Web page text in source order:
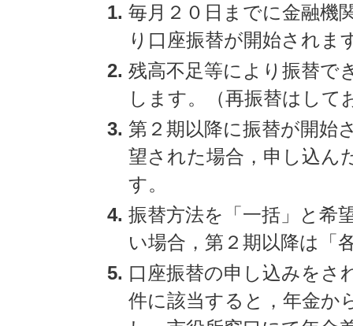
毎月２０日までに金融機
り口座振替が開始されま
残高不足等により振替で
します。（再振替はして
第２期以降に振替が開始
望された場合，申し込ん
す。
振替方法を「一括」と希
い場合，第２期以降は「
口座振替の申し込みをさ
件に該当すると，年金か